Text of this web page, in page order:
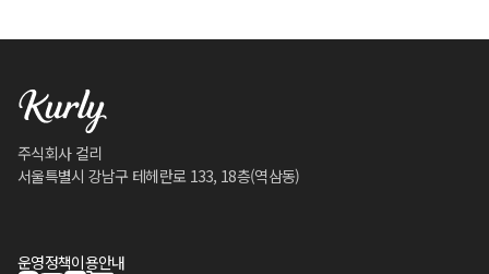
주식회사 컬리
서울특별시 강남구 테헤란로 133, 18층(역삼동)
운영정책이용안내